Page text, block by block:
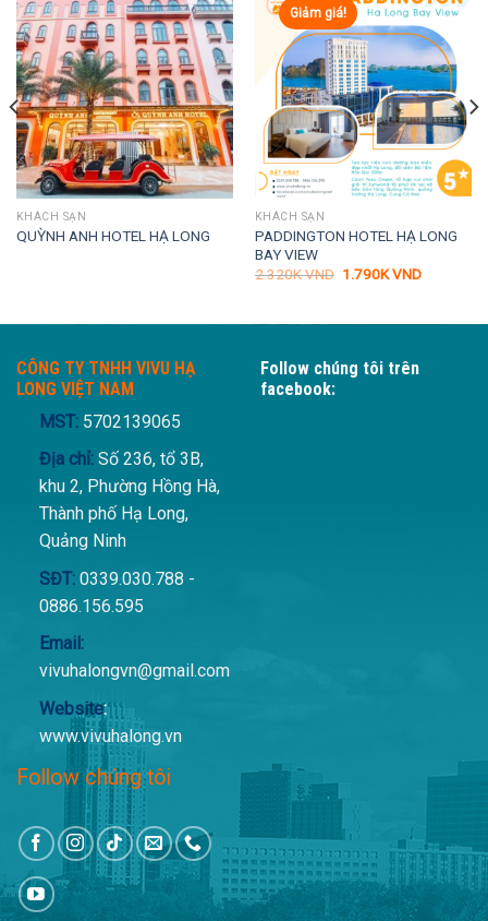
KHÁCH SẠN
QUỲNH ANH HOTEL HẠ LONG
Giảm giá!
KHÁCH SẠN
PADDINGTON HOTEL HẠ LONG
BAY VIEW
2.320KVND Giá
1.790KVNDGiá
1.790K
CÔNG TY TNHH VIVU HẠ
LONG VIỆT NAM
MST: 5702139065
Địa chỉ:Số 236, tổ 3B,
khu 2, Phường Hồng Hà,
Thành phố Hạ Long,
Quảng Ninh
SĐT:0339.030.788 -
0886.156.595
Email:
vivuhalongvn@gmail.com
Website:
www.vivuhalong.vn
Follow chúng tôi
Follow chúng tôi trên
facebook: